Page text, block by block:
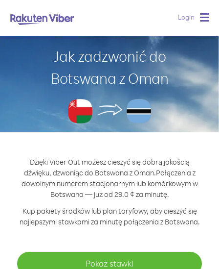
Login
Jak zadzwonić do
Botswana z Oman
Dzięki Viber Out możesz cieszyć się dobrą jakością
dźwięku, dzwoniąc do Botswana z Oman.Połączenia z
dowolnym numerem stacjonarnym lub komórkowym w
Botswana — już od 29.0 ¢ za minutę.
Kup pakiety środków lub plan taryfowy, aby cieszyć się
najlepszymi stawkami za minutę połączenia z Botswana.
Pokaż stawki